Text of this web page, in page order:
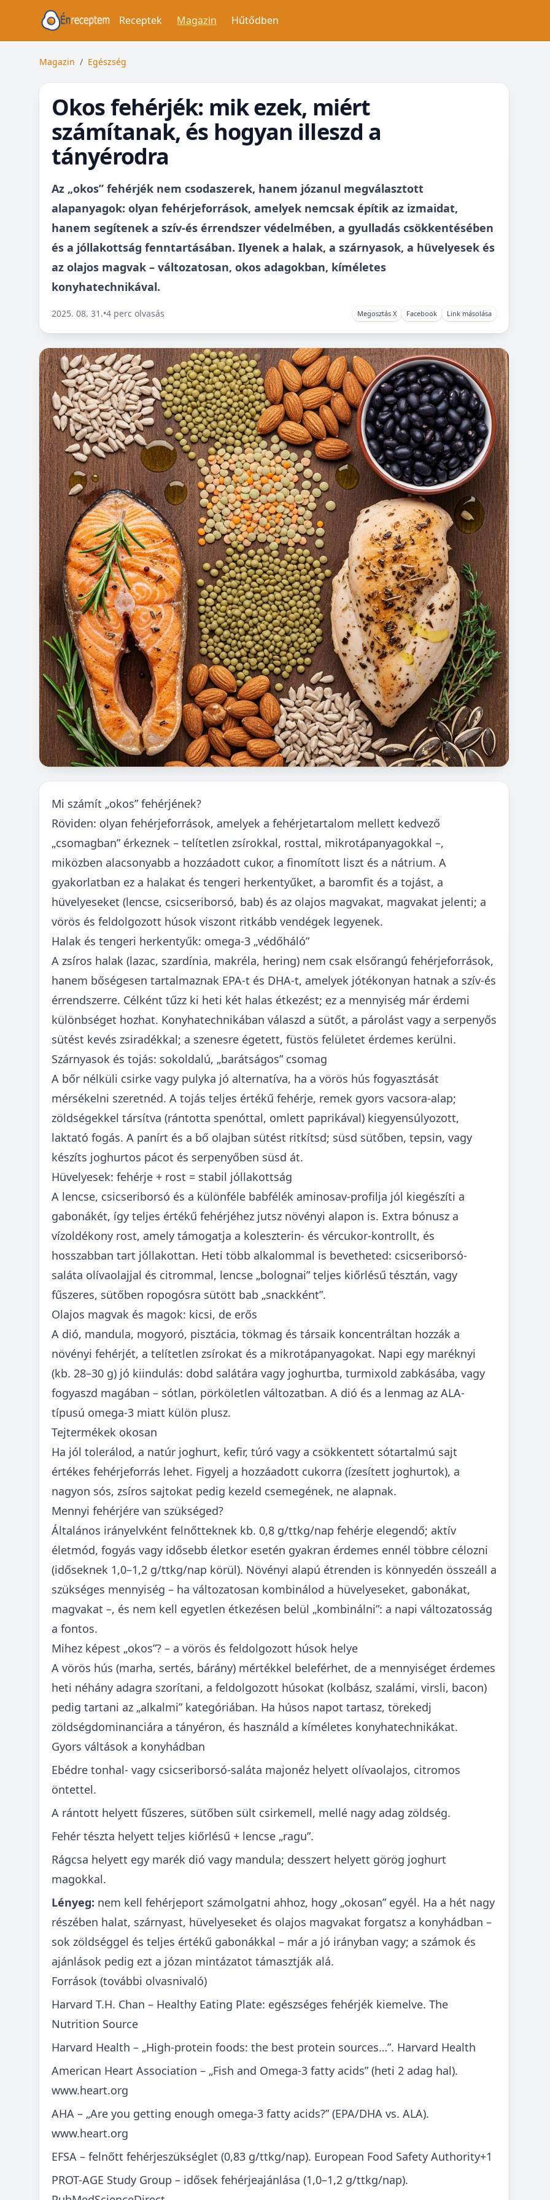
Receptek Magazin Hűtődben
Magazin / Egészség
Okos fehérjék: mik ezek, miért
számítanak, és hogyan illeszd a
tányérodra
Az „okos” fehérjék nem csodaszerek, hanem józanul megválasztott
alapanyagok: olyan fehérjeforrások, amelyek nemcsak építik az izmaidat,
hanem segítenek a szív-és érrendszer védelmében, a gyulladás csökkentésében
és a jóllakottság fenntartásában. Ilyenek a halak, a szárnyasok, a hüvelyesek és
az olajos magvak – változatosan, okos adagokban, kíméletes
konyhatechnikával.
2025. 08. 31.•4 perc olvasás Megosztás X Facebook Link másolása
Mi számít „okos” fehérjének?
Röviden: olyan fehérjeforrások, amelyek a fehérjetartalom mellett kedvező
„csomagban” érkeznek – telítetlen zsírokkal, rosttal, mikrotápanyagokkal –,
miközben alacsonyabb a hozzáadott cukor, a finomított liszt és a nátrium. A
gyakorlatban ez a halakat és tengeri herkentyűket, a baromfit és a tojást, a
hüvelyeseket (lencse, csicseriborsó, bab) és az olajos magvakat, magvakat jelenti; a
vörös és feldolgozott húsok viszont ritkább vendégek legyenek.
Halak és tengeri herkentyűk: omega-3 „védőháló”
A zsíros halak (lazac, szardínia, makréla, hering) nem csak elsőrangú fehérjeforrások,
hanem bőségesen tartalmaznak EPA-t és DHA-t, amelyek jótékonyan hatnak a szív-és
érrendszerre. Célként tűzz ki heti két halas étkezést; ez a mennyiség már érdemi
különbséget hozhat. Konyhatechnikában válaszd a sütőt, a párolást vagy a serpenyős
sütést kevés zsiradékkal; a szenesre égetett, füstös felületet érdemes kerülni.
Szárnyasok és tojás: sokoldalú, „barátságos” csomag
A bőr nélküli csirke vagy pulyka jó alternatíva, ha a vörös hús fogyasztását
mérsékelni szeretnéd. A tojás teljes értékű fehérje, remek gyors vacsora-alap;
zöldségekkel társítva (rántotta spenóttal, omlett paprikával) kiegyensúlyozott,
laktató fogás. A panírt és a bő olajban sütést ritkítsd; süsd sütőben, tepsin, vagy
készíts joghurtos pácot és serpenyőben süsd át.
Hüvelyesek: fehérje + rost = stabil jóllakottság
A lencse, csicseriborsó és a különféle babfélék aminosav-profilja jól kiegészíti a
gabonákét, így teljes értékű fehérjéhez jutsz növényi alapon is. Extra bónusz a
vízoldékony rost, amely támogatja a koleszterin- és vércukor-kontrollt, és
hosszabban tart jóllakottan. Heti több alkalommal is bevetheted: csicseriborsó-
saláta olívaolajjal és citrommal, lencse „bolognai” teljes kiőrlésű tésztán, vagy
fűszeres, sütőben ropogósra sütött bab „snackként”.
Olajos magvak és magok: kicsi, de erős
A dió, mandula, mogyoró, pisztácia, tökmag és társaik koncentráltan hozzák a
növényi fehérjét, a telítetlen zsírokat és a mikrotápanyagokat. Napi egy maréknyi
(kb. 28–30 g) jó kiindulás: dobd salátára vagy joghurtba, turmixold zabkásába, vagy
fogyaszd magában – sótlan, pörköletlen változatban. A dió és a lenmag az ALA-
típusú omega-3 miatt külön plusz.
Tejtermékek okosan
Ha jól tolerálod, a natúr joghurt, kefir, túró vagy a csökkentett sótartalmú sajt
értékes fehérjeforrás lehet. Figyelj a hozzáadott cukorra (ízesített joghurtok), a
nagyon sós, zsíros sajtokat pedig kezeld csemegének, ne alapnak.
Mennyi fehérjére van szükséged?
Általános irányelvként felnőtteknek kb. 0,8 g/ttkg/nap fehérje elegendő; aktív
életmód, fogyás vagy idősebb életkor esetén gyakran érdemes ennél többre célozni
(időseknek 1,0–1,2 g/ttkg/nap körül). Növényi alapú étrenden is könnyedén összeáll a
szükséges mennyiség – ha változatosan kombinálod a hüvelyeseket, gabonákat,
magvakat –, és nem kell egyetlen étkezésen belül „kombinálni”: a napi változatosság
a fontos.
Mihez képest „okos”? – a vörös és feldolgozott húsok helye
A vörös hús (marha, sertés, bárány) mértékkel beleférhet, de a mennyiséget érdemes
heti néhány adagra szorítani, a feldolgozott húsokat (kolbász, szalámi, virsli, bacon)
pedig tartani az „alkalmi” kategóriában. Ha húsos napot tartasz, törekedj
zöldségdominanciára a tányéron, és használd a kíméletes konyhatechnikákat.
Gyors váltások a konyhádban
Ebédre tonhal- vagy csicseriborsó-saláta majonéz helyett olívaolajos, citromos
öntettel.
A rántott helyett fűszeres, sütőben sült csirkemell, mellé nagy adag zöldség.
Fehér tészta helyett teljes kiőrlésű + lencse „ragu”.
Rágcsa helyett egy marék dió vagy mandula; desszert helyett görög joghurt
magokkal.
Lényeg: nem kell fehérjeport számolgatni ahhoz, hogy „okosan” egyél. Ha a hét nagy
részében halat, szárnyast, hüvelyeseket és olajos magvakat forgatsz a konyhádban –
sok zöldséggel és teljes értékű gabonákkal – már a jó irányban vagy; a számok és
ajánlások pedig ezt a józan mintázatot támasztják alá.
Források (további olvasnivaló)
Harvard T.H. Chan – Healthy Eating Plate: egészséges fehérjék kiemelve. The
Nutrition Source
Harvard Health – „High-protein foods: the best protein sources…”. Harvard Health
American Heart Association – „Fish and Omega-3 fatty acids” (heti 2 adag hal).
www.heart.org
AHA – „Are you getting enough omega-3 fatty acids?” (EPA/DHA vs. ALA).
www.heart.org
EFSA – felnőtt fehérjeszükséglet (0,83 g/ttkg/nap). European Food Safety Authority+1
PROT-AGE Study Group – idősek fehérjeajánlása (1,0–1,2 g/ttkg/nap).